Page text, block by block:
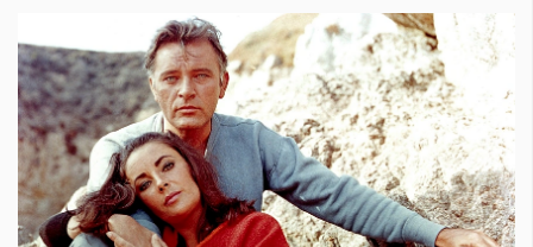
КАТЕГОРИИ
Wine&Dine
Подкасти
Мода
Dialogue
Изкуство
ЗА НАС
Условия за
ползване
За нас
Реклама
Политика за